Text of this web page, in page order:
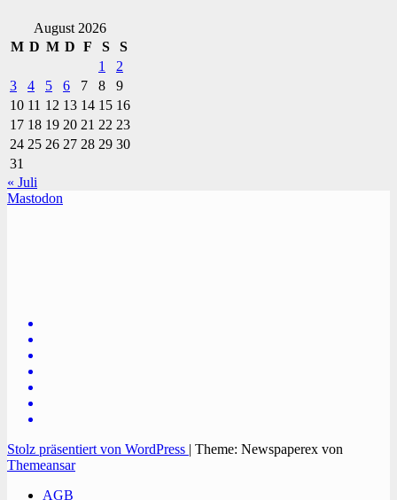
August 2026
M D M D F S
S
1
2
3
4 5 6 7 8
9
10 11 12 13 14 15 16
17 18 19 20 21 22 23
24 25 26 27 28 29 30
31
« Juli
Mastodon
Stolz präsentiert von WordPress | Theme: Newspaperex von
Themeansar
AGB